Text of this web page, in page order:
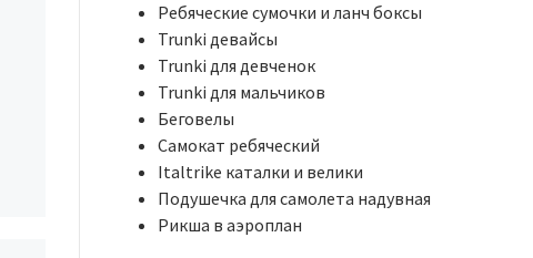
Ребяческие сумочки и ланч боксы
Trunki девайсы
Trunki для девченок
Trunki для мальчиков
Беговелы
Самокат ребяческий
Italtrike каталки и велики
Подушечка для самолета надувная
Рикша в аэроплан